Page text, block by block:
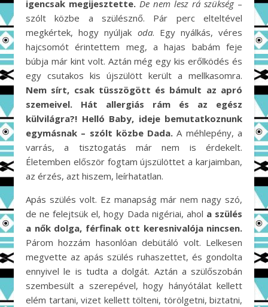
igencsak megijesztette. De nem lesz rá szükség –
szólt közbe a szülésznő. Pár perc elteltével
megkértek, hogy nyúljak oda. Egy nyálkás, véres
hajcsomót érintettem meg, a hajas babám feje
búbja már kint volt. Aztán még egy kis erőlködés és
egy csutakos kis újszülött került a mellkasomra.
Nem sírt, csak tüsszögött és bámult az apró
szemeivel. Hát allergiás rám és az egész
külvilágra?! Helló Baby, ideje bemutatkoznunk
egymásnak – szólt közbe Dada. A méhlepény, a
varrás, a tisztogatás már nem is érdekelt.
Életemben először fogtam újszülöttet a karjaimban,
az érzés, azt hiszem, leírhatatlan.
Apás szülés volt. Ez manapság már nem nagy szó,
de ne felejtsük el, hogy Dada nigériai, ahol a szülés
a nők dolga, férfinak ott keresnivalója nincsen.
Párom hozzám hasonlóan debütáló volt. Lelkesen
megvette az apás szülés ruhaszettet, és gondolta
ennyivel le is tudta a dolgát. Aztán a szülőszobán
szembesült a szerepével, hogy hányótálat kellett
elém tartani, vizet kellett tölteni, törölgetni, biztatni,